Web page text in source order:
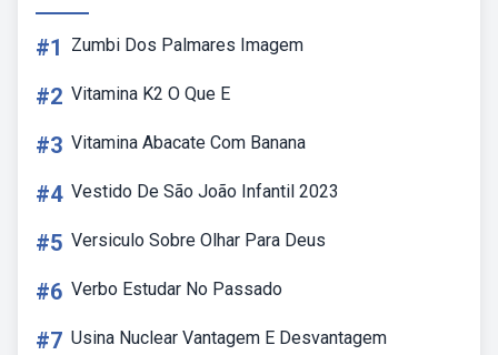
#1 Zumbi Dos Palmares Imagem
#2 Vitamina K2 O Que E
#3 Vitamina Abacate Com Banana
#4 Vestido De São João Infantil 2023
#5 Versiculo Sobre Olhar Para Deus
#6 Verbo Estudar No Passado
#7 Usina Nuclear Vantagem E Desvantagem